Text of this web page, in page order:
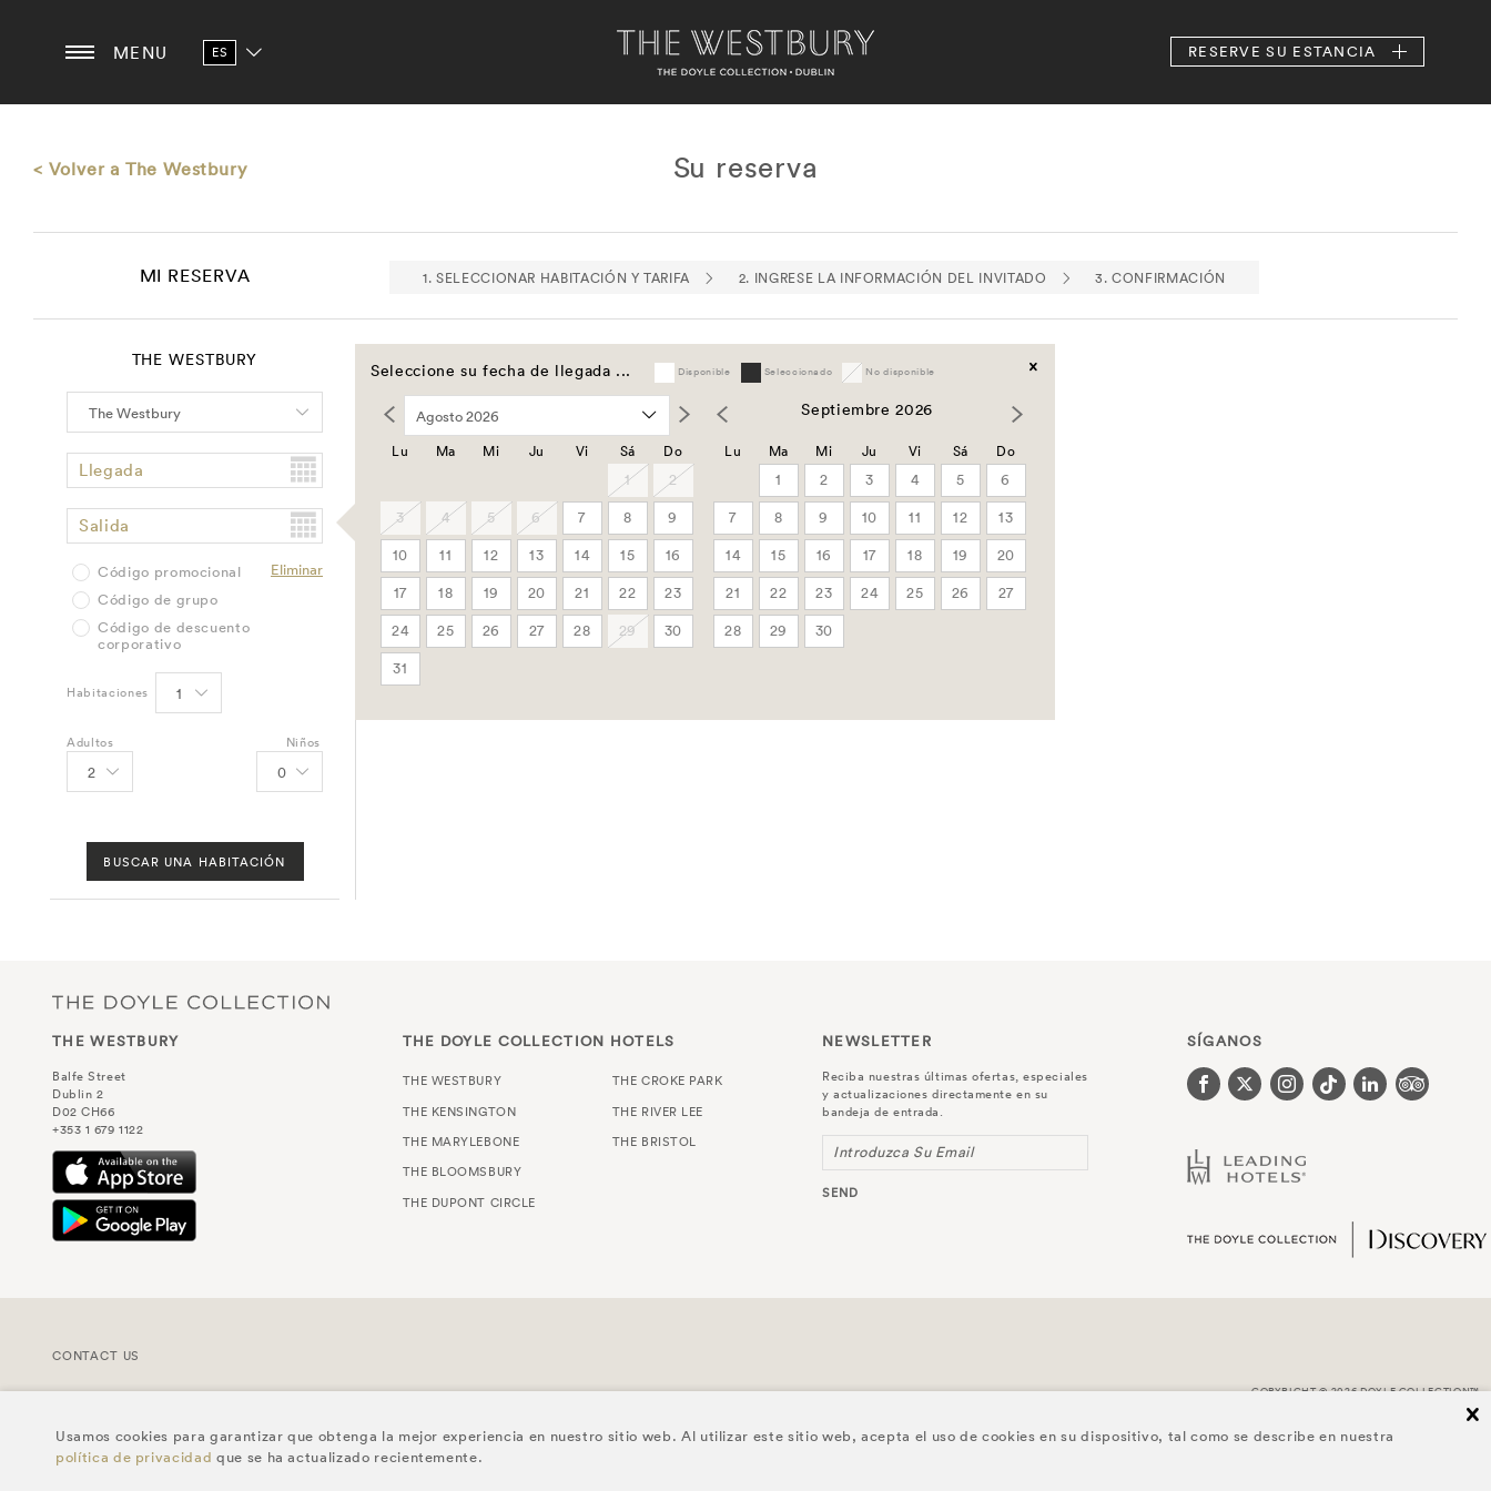
Usamos cookies para garantizar que obtenga la mejor experiencia en nuestro sitio web. Al utilizar este sitio web, acepta el uso de cookies en su dispositivo, tal como se describe en nuestra
política de privacidad que se ha actualizado recientemente.
MENU ES RESERVESU ESTANCIA
< Volver a The Westbury Su reserva
MI RESERVA 1. SELECCIONAR HABITACIÓN Y TARIFA 2. INGRESE LA INFORMACIÓN DEL INVITADO 3. CONFIRMACIÓN
THE WESTBURY
Llegada
Salida
Seleccione su fecha de llegada ... Disponible Seleccionado No disponible
Lu Ma Mi Ju Vi Sá
Do
1
2
3
4 5 6 7 8
9
10
11 12 13 14 15
16
17
18 19 20 21 22
23
24
25 26 27 28 29
30
31
Septiembre 2026
Lu Ma Mi Ju Vi Sá
Do
1
2 3 4 5
6
7
8 9 10 11 12
13
14
15 16 17 18 19
20
21
22 23 24 25 26
27
28
29 30
Eliminar
Código promocional
Código de grupo
Código de descuento
corporativo
Habitaciones
Adultos Niños
BUSCAR UNA HABITACIÓN
THE WESTBURY
Balfe Street
Dublin 2
D02 CH66
+353 1 679 1122
THE DOYLE COLLECTION HOTELS
THE WESTBURY
THE KENSINGTON
THE MARYLEBONE
THE BLOOMSBURY
THE DUPONT CIRCLE
THE CROKE PARK
THE RIVER LEE
THE BRISTOL
NEWSLETTER
Reciba nuestras últimas ofertas, especiales
y actualizaciones directamente en su
bandeja de entrada.
Introduzca Su Email
SEND
SÍGANOS
CONTACT US
COPYRIGHT © 2026 DOYLE COLLECTION™